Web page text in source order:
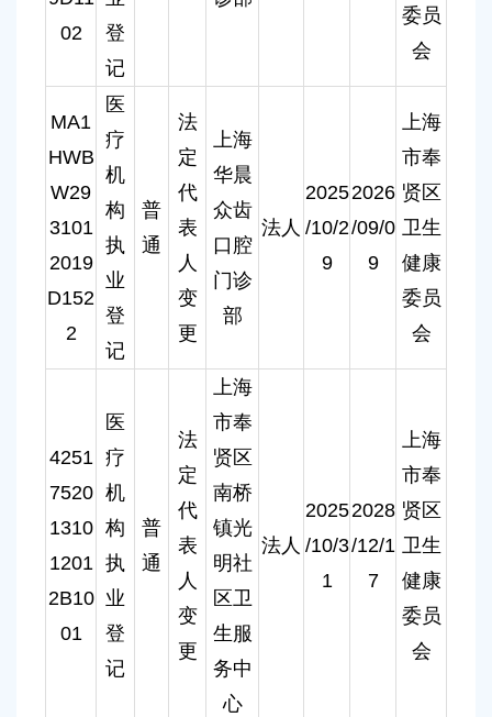
02
登
记
委员
会
MA1
HWB
W29
3101
2019
D152
2
医
疗
机
构
执
业
登
记
普
通
法
定
代
表
人
变
更
上海
华晨
众齿
口腔
门诊
部
法人
2025
/10/2
9
2026
/09/0
9
上海
市奉
贤区
卫生
健康
委员
会
4251
7520
1310
1201
2B10
01
医
疗
机
构
执
业
登
记
普
通
法
定
代
表
人
变
更
上海
市奉
贤区
南桥
镇光
明社
区卫
生服
务中
心
法人
2025
/10/3
1
2028
/12/1
7
上海
市奉
贤区
卫生
健康
委员
会